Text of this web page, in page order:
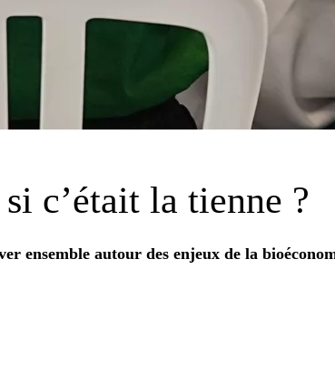
c’était la tienne ?
ensemble autour des enjeux de la